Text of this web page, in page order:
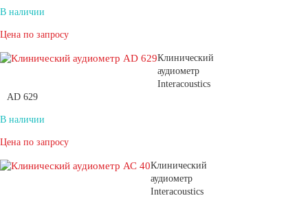
В наличии
Цена по запросу
Клинический
аудиометр
Interacoustics
AD 629
В наличии
Цена по запросу
Клинический
аудиометр
Interacoustics